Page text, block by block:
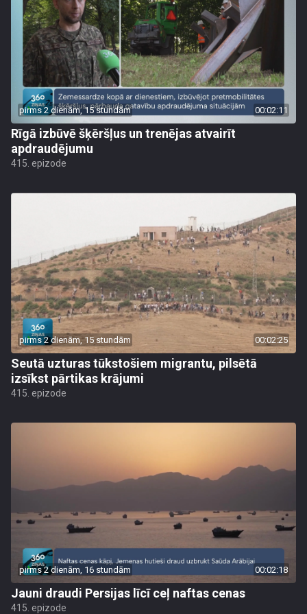
pirms 2 dienām, 15 stundām 00:02:11
Rīgā izbūvē šķēršļus un trenējas atvairīt
apdraudējumu
415. epizode
pirms 2 dienām, 15 stundām 00:02:25
Seutā uzturas tūkstošiem migrantu, pilsētā
izsīkst pārtikas krājumi
415. epizode
pirms 2 dienām, 16 stundām 00:02:18
Jauni draudi Persijas līcī ceļ naftas cenas
415. epizode